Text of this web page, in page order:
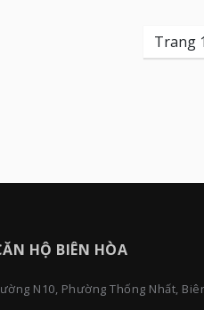
Trang
HỘ BIÊN HÒA
N10, Phường Thống Nhất,